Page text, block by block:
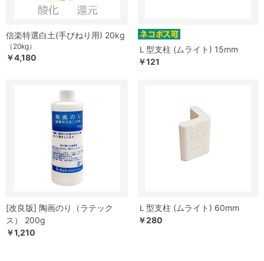
信楽特選白土(手びねり用) 20kg
（20kg）
￥4,180
Ｌ型支柱 (ムライト) 15mm
￥121
[改良版] 陶画のり（ラテック
ス） 200g
￥1,210
Ｌ型支柱 (ムライト) 60mm
￥280